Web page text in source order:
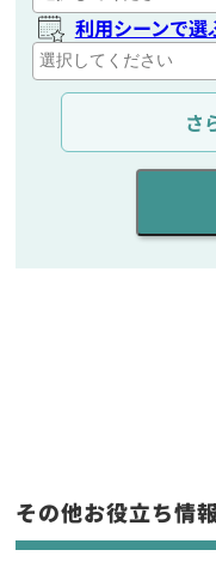
利用シーンで選
通信距離を選ぶ
出力を選ぶ
同時通話人数
フリーワード入
さ
その他お役立ち情